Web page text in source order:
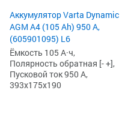
Аккумулятор Varta Dynamic
AGM A4 (105 Ah) 950 А,
(605901095) L6
Ёмкость 105 А·ч,
Полярность обратная [- +],
Пусковой ток 950 А,
393x175x190